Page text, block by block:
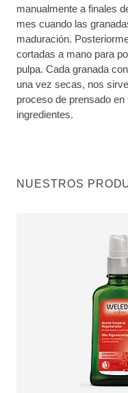
manualmente a finales
mes cuando las
maduración.
cortadas a mano para
pulpa. Cada granada
una vez secas, nos
proceso de prensado
ingredientes.
NUESTROS